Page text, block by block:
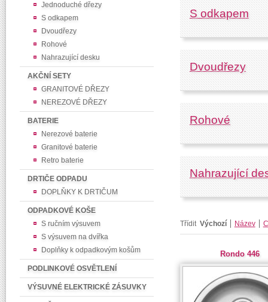
Jednoduché dřezy
S odkapem
Dvoudřezy
Rohové
Nahrazující desku
AKČNÍ SETY
GRANITOVÉ DŘEZY
NEREZOVÉ DŘEZY
BATERIE
Nerezové baterie
Granitové baterie
Retro baterie
DRTIČE ODPADU
DOPLŇKY K DRTIČUM
ODPADKOVÉ KOŠE
S ručním výsuvem
S výsuvem na dvířka
Doplňky k odpadkovým košům
PODLINKOVÉ OSVĚTLENÍ
VÝSUVNÉ ELEKTRICKÉ ZÁSUVKY
S odkapem
Dvoudřezy
Rohové
Nahrazující
Třídit Výchozí Název
Rondo 446